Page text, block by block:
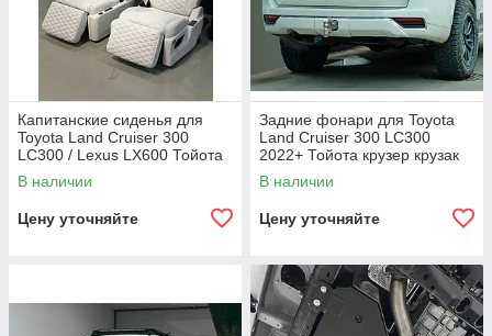
Капитанские сиденья для
Toyota Land Cruiser 300
LC300 / Lexus LX600 Тойота
Лексус Кресла кожаные
сиденье задние VIP
В наличии
Цену уточняйте
Задние фонари для Toyota
Land Cruiser 300 LC300
2022+ Тойота крузер крузак
монофонарь свет
В наличии
Цену уточняйте